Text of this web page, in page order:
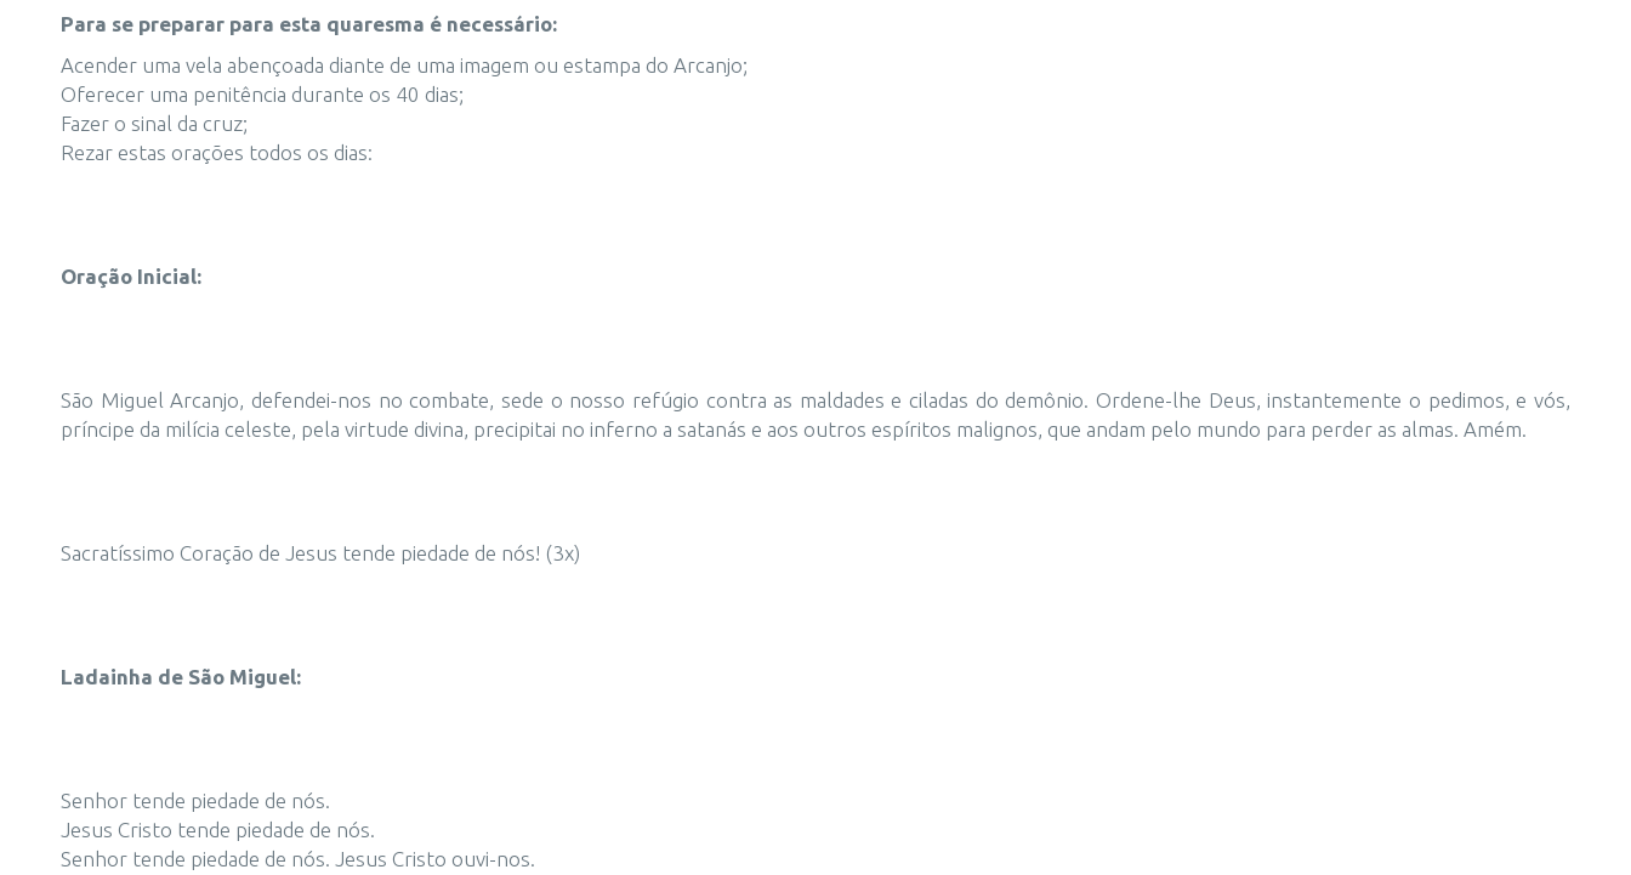
Para se preparar para esta quaresma é necessário:
Acender uma vela abençoada diante de uma imagem ou estampa do Arcanjo;
Oferecer uma penitência durante os 40 dias;
Fazer o sinal da cruz;
Rezar estas orações todos os dias:
Oração Inicial:
São Miguel Arcanjo, defendei-nos no combate, sede o nosso refúgio contra as maldades e ciladas do demônio. Ordene-lhe Deus, instantemente o pedimos, e vós,
príncipe da milícia celeste, pela virtude divina, precipitai no inferno a satanás e aos outros espíritos malignos, que andam pelo mundo para perder as almas. Amém.
Sacratíssimo Coração de Jesus tende piedade de nós! (3x)
Ladainha de São Miguel:
Senhor tende piedade de nós.
Jesus Cristo tende piedade de nós.
Senhor tende piedade de nós. Jesus Cristo ouvi-nos.